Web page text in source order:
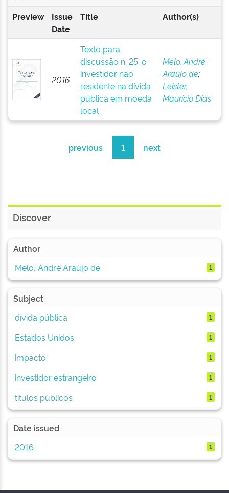
Preview
Issue
Date
Title Author(s)
2016
Texto para
discussão n. 25: o
investidor não
residente na dívida
pública em moeda
local
Melo, André
Araújo de;
Leister,
Maurício Dias
previous 1 next
Discover
Author
Melo, André Araújo de
1
Subject
dívida pública
1
Estados Unidos 1
impacto 1
investidor estrangeiro 1
títulos públicos 1
Date issued
2016
1